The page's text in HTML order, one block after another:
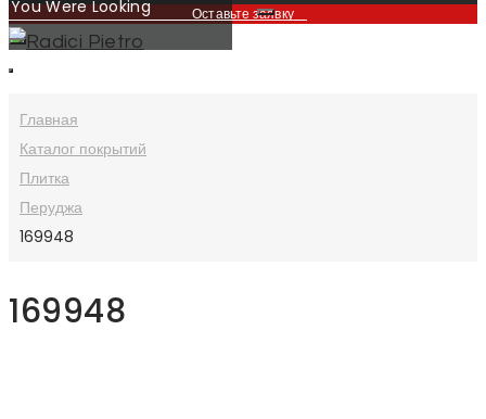
Оставьте заявку
Главная
Каталог покрытий
Плитка
Перуджа
169948
169948